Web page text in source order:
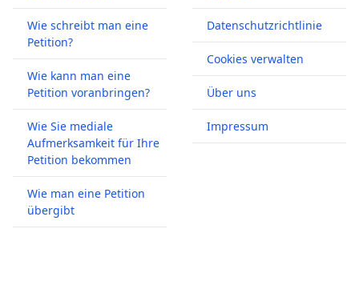
Wie schreibt man eine
Petition?
Wie kann man eine
Petition voranbringen?
Wie Sie mediale
Aufmerksamkeit für Ihre
Petition bekommen
Wie man eine Petition
übergibt
Datenschutzrichtlinie
Cookies verwalten
Über uns
Impressum